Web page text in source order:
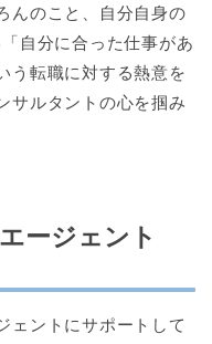
んのこと、自分自身の
自分に合った仕事があ
う転職に対する熱意を
サルタントの心を掴み
ージェント
ェントにサポートして